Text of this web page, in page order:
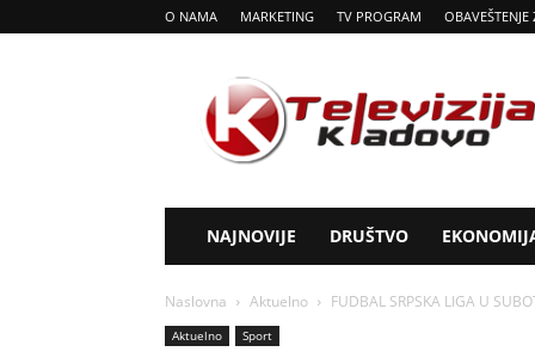
O NAMA MARKETING TV PROGRAM OBAVEŠTENJE
Tv
Kladovo
NAJNOVIJE DRUŠTVO
Naslovna Aktuelno FUDBAL SRPSKA LIGA U
Aktuelno Sport